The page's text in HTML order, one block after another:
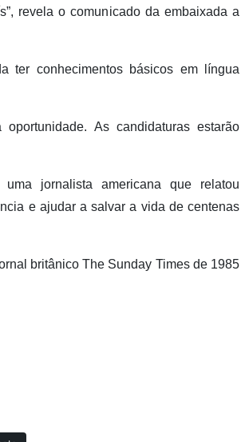
revela o comunicado da embaixada a
ter conhecimentos básicos em língua
As candidaturas estarão
jornalista americana que relatou
e ajudar a salvar a vida de centenas
britânico The Sunday Times de 1985